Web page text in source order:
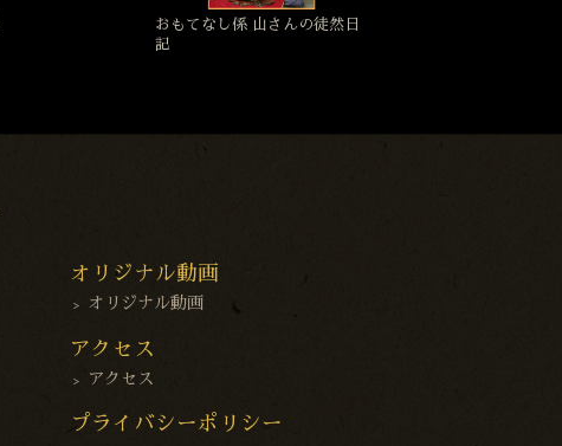
おもてなし係 山さんの徒然日
記
オリジナル動画
オリジナル動画
アクセス
アクセス
プライバシーポリシー